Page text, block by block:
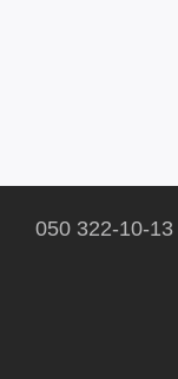
050 322-10-13